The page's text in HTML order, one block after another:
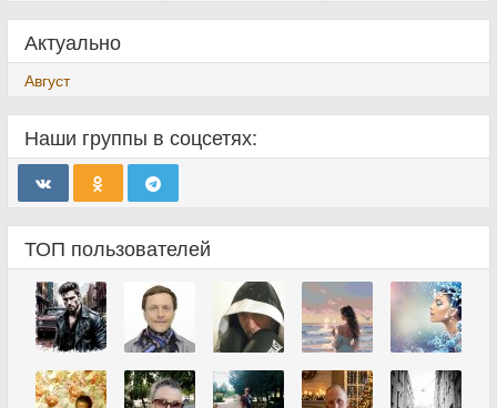
Актуально
Август
Наши группы в соцсетях:
ТОП пользователей